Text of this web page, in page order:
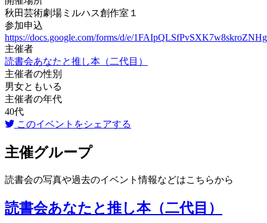
秋田芸術劇場ミルハス創作室１
参加申込
https://docs.google.com/forms/d/e/
主催者
読書会あなたと推し本（二代目）
主催者の性別
男女ともいる
主催者の年代
40代
このイベントをシェアする
主催グループ
読書会の写真や過去のイベント情報などはこちらから
読書会あなたと推し本（二代目）